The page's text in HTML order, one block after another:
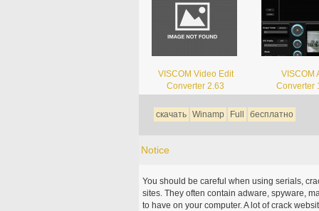
VISCOM Video Edit
Converter 2.63
VISCOM
Converter
скачать Winamp Full бесплатно
Notice
You should be careful when using serials,
sites. They often contain adware, spyware,
to have on your computer. A lot of crack